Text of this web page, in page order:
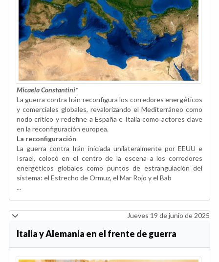
Micaela Constantini*
La guerra contra Irán reconfigura los corredores energéticos
y comerciales globales, revalorizando el Mediterráneo como
nodo crítico y redefine a España e Italia como actores clave
en la reconfiguración europea.
La reconfiguración
La guerra contra Irán iniciada unilateralmente por EEUU e
Israel, colocó en el centro de la escena a los corredores
energéticos globales como puntos de estrangulación del
sistema: el Estrecho de Ormuz, el Mar Rojo y el Bab
...
Jueves 19 de junio de 2025
Italia y Alemania en el frente de guerra